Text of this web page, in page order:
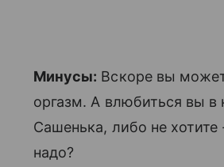
Минусы: Вскоре вы
оргазм. А влюбиться вы в
Сашенька, либо не хотите
надо?